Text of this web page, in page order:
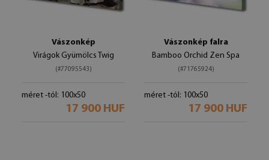
Vászonkép
Virágok Gyümölcs Twig
(#77095543)
méret -tól: 100x50
17 900 HUF
Vászonkép falra
Bamboo Orchid Zen Spa
(#71765924)
méret -tól: 100x50
17 900 HUF